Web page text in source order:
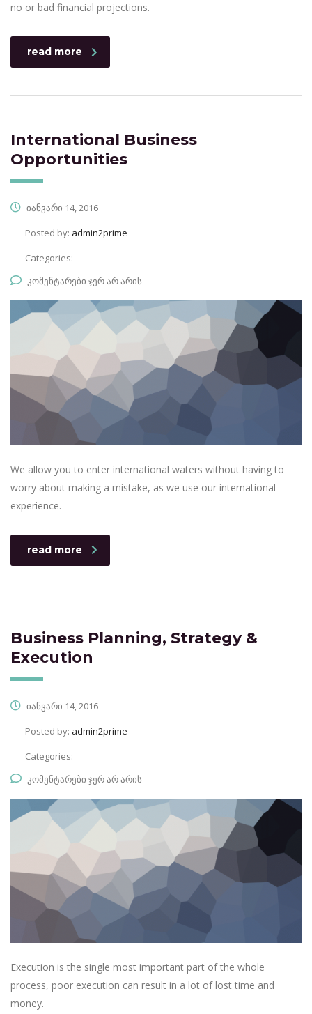
no or bad financial projections.
read more
International Business
Opportunities
იანვარი 14, 2016
Posted by: admin2prime
Categories:
კომენტარები ჯერ არ არის
We allow you to enter international waters without having to
worry about making a mistake, as we use our international
experience.
read more
Business Planning, Strategy &
Execution
იანვარი 14, 2016
Posted by: admin2prime
Categories:
კომენტარები ჯერ არ არის
Execution is the single most important part of the whole
process, poor execution can result in a lot of lost time and
money.